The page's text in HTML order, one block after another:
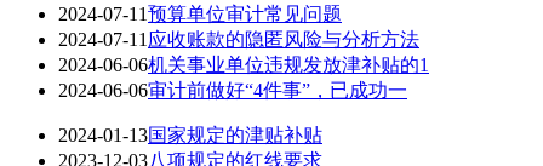
2024-07-11预算单位审计常见问题
2024-07-11 应收账款的隐匿风险与分析方法
2024-06-06机关事业单位违规发放津补贴的1
2024-06-06审计前做好“4件事”，已成功一
2024-01-13国家规定的津贴补贴
2023-12-03八项规定的红线要求